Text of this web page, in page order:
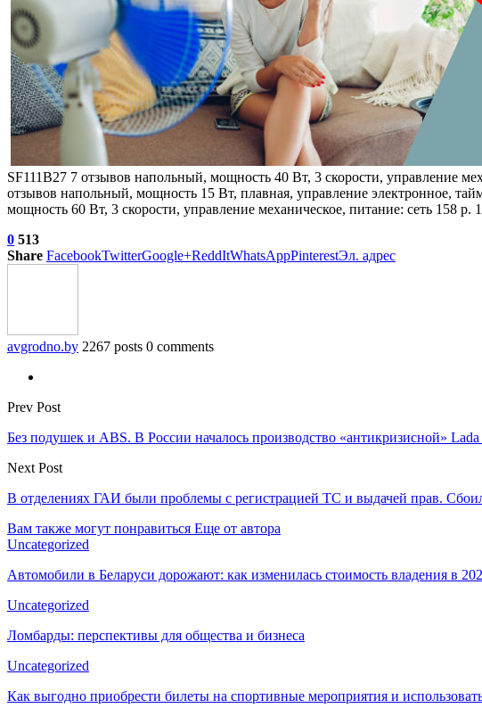
SF111B27 7 отзывов напольный, мощность 40 Вт, 3 скорости, управление
отзывов напольный, мощность 15 Вт, плавная, управление электронное,
мощность 60 Вт, 3 скорости, управление механическое, питание: сеть
0 513
Share FacebookTwitterGoogle+ReddItWhatsAppPinterestЭл. адрес
avgrodno.by 2267 posts 0 comments
Prev Post
Без подушек и ABS. В России началось производство «антикризисной» Lada
Next Post
В отделениях ГАИ были проблемы с регистрацией ТС и выдачей прав.
Вам также могут понравиться Еще от автора
Uncategorized
Автомобили в Беларуси дорожают: как изменилась стоимость владения в
Uncategorized
Ломбарды: перспективы для общества и бизнеса
Uncategorized
Как выгодно приобрести билеты на спортивные мероприятия и